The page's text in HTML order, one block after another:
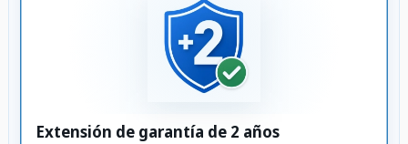
Extensión de garantía de 2 años